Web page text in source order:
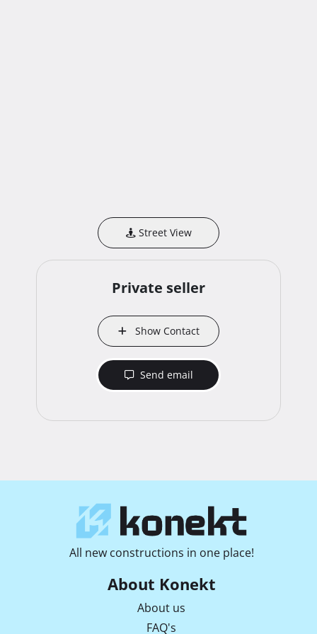
Street View
Private seller
Show Contact
Send email
All new constructions in one place!
About Konekt
About us
FAQ's